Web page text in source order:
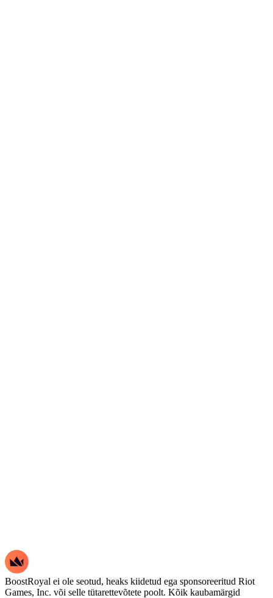
BoostRoyal ei ole seotud, heaks kiidetud ega sponsoreeritud Riot
Games, Inc. või selle tütarettevõtete poolt. Kõik kaubamärgid